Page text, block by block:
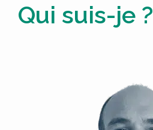
Qui suis-je ?